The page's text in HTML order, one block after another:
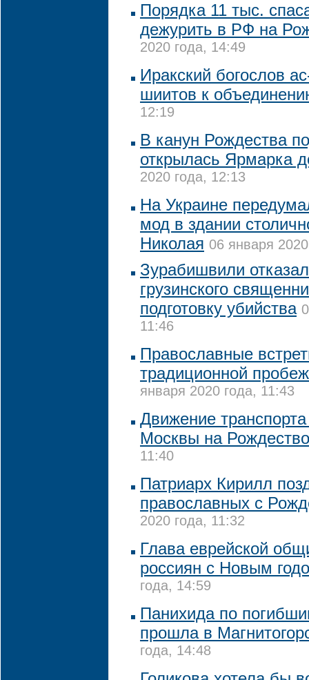
Порядка 11 тыс.
дежурить в РФ на
2020 года, 14:49
Иракский богослов
шиитов к
12:19
В канун Рождества
открылась Ярмарка
2020 года, 12:13
На Украине
мод в здании
Николая 06 января
Зурабишвили
грузинского
подготовку убийства
11:46
Православные
традиционной
января 2020 года, 11:43
Движение
Москвы на Рождество
11:40
Патриарх Кирилл
православных с
2020 года, 11:32
Глава еврейской
россиян с Новым
года, 14:59
Панихида по
прошла в
года, 14:48